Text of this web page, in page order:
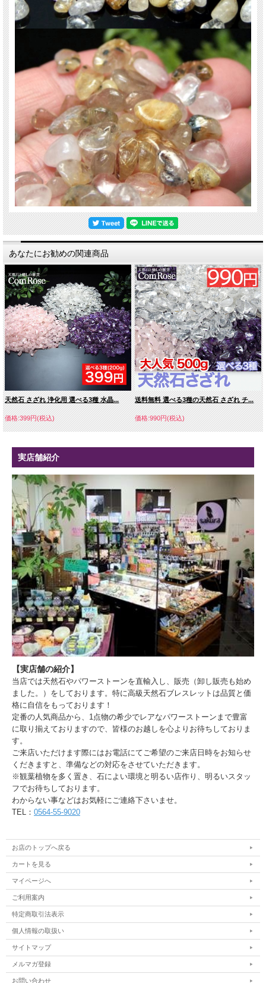
あなたにお勧めの関連商品
天然石 さざれ 浄化用 選べる3種 水晶...
価格:399円(税込)
送料無料 選べる3種の天然石 さざれ チ...
価格:990円(税込)
実店舗紹介
【実店舗の紹介】
当店では天然石やパワーストーンを直輸入し、販売（卸し販売も始め
ました。）をしております。特に高級天然石ブレスレットは品質と価
格に自信をもっております！
定番の人気商品から、1点物の希少でレアなパワーストーンまで豊富
に取り揃えておりますので、皆様のお越しを心よりお待ちしておりま
す。
ご来店いただけます際にはお電話にてご希望のご来店日時をお知らせ
くだきますと、準備などの対応をさせていただきます。
※観葉植物を多く置き、石によい環境と明るい店作り、明るいスタッ
フでお待ちしております。
わからない事などはお気軽にご連絡下さいませ。
TEL： 0564-55-9020
お店のトップへ戻る
カートを見る
マイページへ
ご利用案内
特定商取引法表示
個人情報の取扱い
サイトマップ
メルマガ登録
お問い合わせ